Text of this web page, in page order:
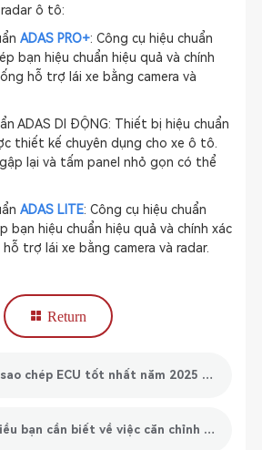
ô tô:
ADAS PRO+: Công cụ hiệu chuẩn
bạn hiệu chuẩn hiệu quả và chính
hỗ trợ lái xe bằng camera và
ADAS DI ĐỘNG: Thiết bị hiệu chuẩn
thiết kế chuyên dụng cho xe ô tô.
lại và tấm panel nhỏ gọn có thể
ADAS LITE: Công cụ hiệu chuẩn
bạn hiệu chuẩn hiệu quả và chính xác
trợ lái xe bằng camera và radar.
Return
upper： Công cụ sao chép ECU tốt nhất năm 2025 đến từ SmartSafe
lower： Những điều bạn cần biết về việc căn chỉnh vô lăng